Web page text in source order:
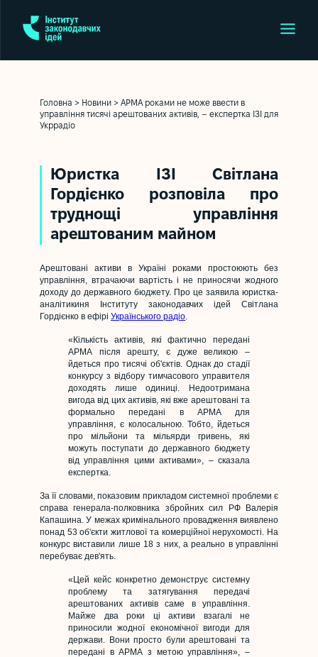
Головна > Новини > АРМА роками не може ввести в
управління тисячі арештованих активів, – експертка ІЗІ для
Укррадіо
Юристка ІЗІ Світлана
Гордієнко розповіла про
труднощі управління
арештованим майном
Арештовані активи в Україні роками простоюють без
управління, втрачаючи вартість і не приносячи жодного
доходу до державного бюджету. Про це заявила юристка-
аналітикиня Інституту законодавчих ідей Світлана
Гордієнко в ефірі Українського радіо.
«Кількість активів, які фактично передані
АРМА після арешту, є дуже великою –
йдеться про тисячі об'єктів. Однак до стадії
конкурсу з відбору тимчасового управителя
доходять лише одиниці. Недоотримана
вигода від цих активів, які вже арештовані та
формально передані в АРМА для
управління, є колосальною. Тобто, йдеться
про мільйони та мільярди гривень, які
можуть поступати до державного бюджету
від управління цими активами», – сказала
експертка.
За її словами, показовим прикладом системної проблеми є
справа генерала-полковника збройних сил РФ Валерія
Капашина. У межах кримінального провадження виявлено
понад 53 об'єкти житлової та комерційної нерухомості. На
конкурс виставили лише 18 з них, а реально в управлінні
перебуває дев'ять.
«Цей кейс конкретно демонструє системну
проблему та затягування передачі
арештованих активів саме в управління.
Майже два роки ці активи взагалі не
приносили жодної економічної вигоди для
держави. Вони просто були арештовані та
передані в АРМА з метою управління», –